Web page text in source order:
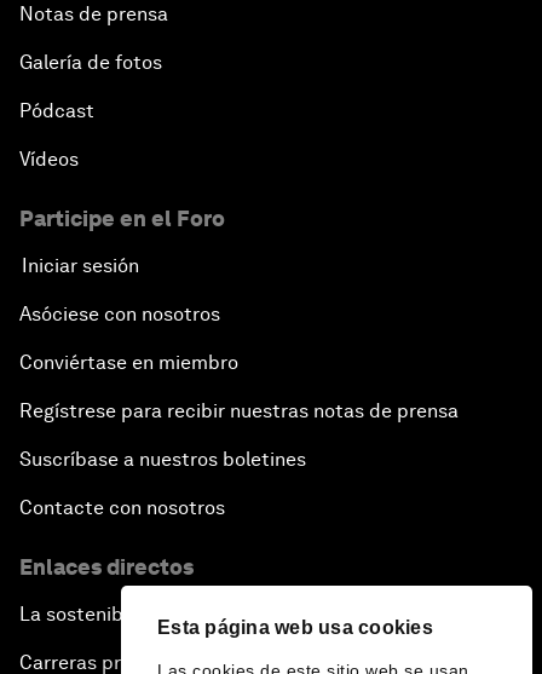
Esta página web usa cookies
Notas de prensa
Galería de fotos
Pódcast
Vídeos
Participe en el Foro
Iniciar sesión
Asóciese con nosotros
Conviértase en miembro
Regístrese para recibir nuestras notas de prensa
Suscríbase a nuestros boletines
Contacte con nosotros
Enlaces directos
La sostenibilidad en el Foro
Carreras profesionales